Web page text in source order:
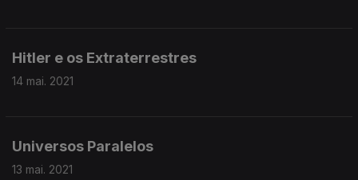
Hitler e os Extraterrestres
14 mai. 2021
Universos Paralelos
13 mai. 2021